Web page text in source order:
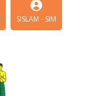
SISLAM - SIM